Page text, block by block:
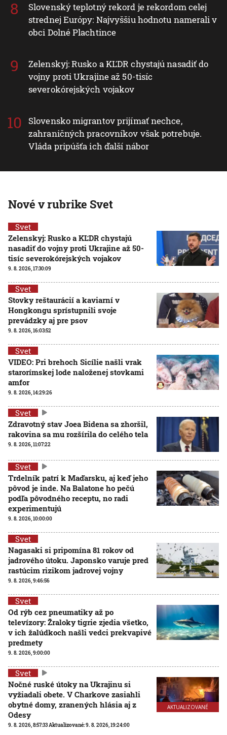
Slovenský teplotný rekord je rekordom celej
strednej Európy: Najvyššiu hodnotu namerali v
obci Dolné Plachtince
Zelenskyj: Rusko a KĽDR chystajú nasadiť do
vojny proti Ukrajine až 50-tisíc
severokórejských vojakov
Slovensko migrantov prijímať nechce,
zahraničných pracovníkov však potrebuje.
Vláda pripúšťa ich ďalší nábor
Nové v rubrike Svet
Svet
Zelenskyj: Rusko a KĽDR chystajú
nasadiť do vojny proti Ukrajine až 50-
tisíc severokórejských vojakov
9. 8. 2026, 17:30:09
Svet
Stovky reštaurácií a kaviarní v
Hongkongu sprístupnili svoje
prevádzky aj pre psov
9. 8. 2026, 16:03:52
Svet
VIDEO: Pri brehoch Sicílie našli vrak
starorímskej lode naloženej stovkami
amfor
9. 8. 2026, 14:29:26
Svet
Zdravotný stav Joea Bidena sa zhoršil,
rakovina sa mu rozšírila do celého tela
9. 8. 2026, 11:07:22
Svet
Trdelník patrí k Maďarsku, aj keď jeho
pôvod je inde. Na Balatone ho pečú
podľa pôvodného receptu, no radi
experimentujú
9. 8. 2026, 10:00:00
Svet
Nagasaki si pripomína 81 rokov od
jadrového útoku. Japonsko varuje pred
rastúcim rizikom jadrovej vojny
9. 8. 2026, 9:46:56
Svet
Od rýb cez pneumatiky až po
televízory: Žraloky tigrie zjedia všetko,
v ich žalúdkoch našli vedci prekvapivé
predmety
9. 8. 2026, 9:00:00
AKTUALIZOVANÉ
Svet
Nočné ruské útoky na Ukrajinu si
vyžiadali obete. V Charkove zasiahli
obytné domy, zranených hlásia aj z
Odesy
9. 8. 2026, 8:57:33Aktualizované:9. 8. 2026, 19:24:00